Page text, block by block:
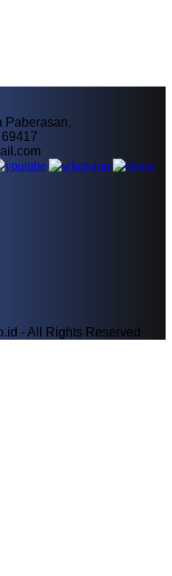
Paberasan,
- All Rights Reserved